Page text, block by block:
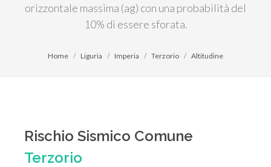
orizzontale massima (ag) con una probabilità del
10% di essere sforata.
Home Liguria Imperia Terzorio Altitudine
Rischio Sismico Comune
Terzorio